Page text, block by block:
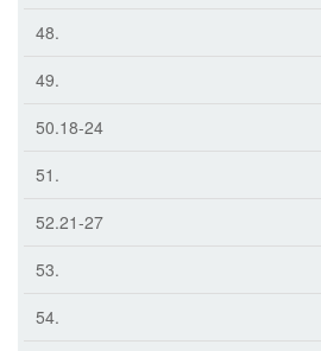
48.
49.
50.18-24
51.
52.21-27
53.
54.